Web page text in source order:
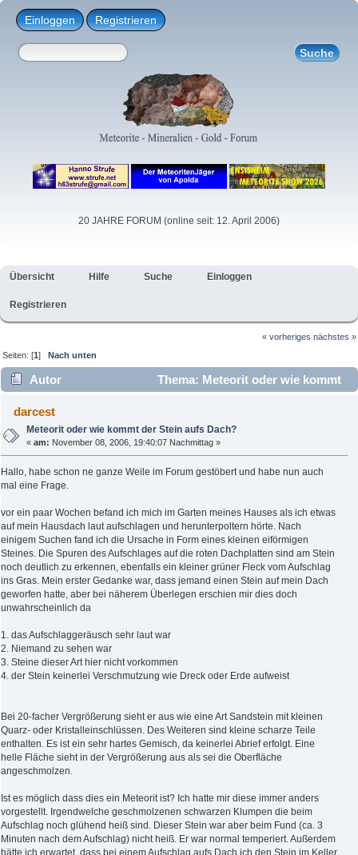
Einloggen Registrieren
20 JAHRE FORUM (online seit: 12. April 2006)
Übersicht Hilfe Suche Einloggen
Registrieren
« vorheriges nächstes »
Seiten: [1]Nach unten
Autor
Thema: Meteorit oder wie kommt
der Stein aufs Dach? (Gelesen 23044 mal)
darcest
Meteorit oder wie kommt der Stein aufs Dach?
«am: November 08, 2006, 19:40:07 Nachmittag »
Hallo, habe schon ne ganze Weile im Forum gestöbert und habe nun auch
mal eine Frage.
vor ein paar Wochen befand ich mich im Garten meines Hauses als ich etwas
auf mein Hausdach laut aufschlagen und herunterpoltern hörte. Nach
einigem Suchen fand ich die Ursache in Form eines kleinen eiförmigen
Steines. Die Spuren des Aufschlages auf die roten Dachplatten sind am Stein
noch deutlich zu erkennen, ebenfalls ein kleiner grüner Fleck vom Aufschlag
ins Gras. Mein erster Gedanke war, dass jemand einen Stein auf mein Dach
geworfen hatte, aber bei näherem Überlegen erschien mir dies doch
unwahrscheinlich da
1. das Aufschlaggeräusch sehr laut war
2. Niemand zu sehen war
3. Steine dieser Art hier nicht vorkommen
4. der Stein keinerlei Verschmutzung wie Dreck oder Erde aufweist
Bei 20-facher Vergrößerung sieht er aus wie eine Art Sandstein mit kleinen
Quarz- oder Kristalleinschlüssen. Des Weiteren sind kleine scharze Teile
enthalten. Es ist ein sehr hartes Gemisch, da keinerlei Abrief erfolgt. Eine
helle Fläche sieht in der Vergrößerung aus als sei die Oberfläche
angeschmolzen.
Ist es möglich dass dies ein Meteorit ist? Ich hatte mir diese immer anders
vorgestellt. Irgendwelche geschmolzenen schwarzen Klumpen die beim
Aufschlag noch glühend heiß sind. Dieser Stein war aber beim Fund (ca. 3
Minuten nach dem Aufschlag) nicht heiß. Er war normal temperiert. Außerdem